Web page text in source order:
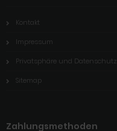
Kontakt
Impressum
Privatsphäre und Datenschutz
Sitemap
Zahlungsmethoden